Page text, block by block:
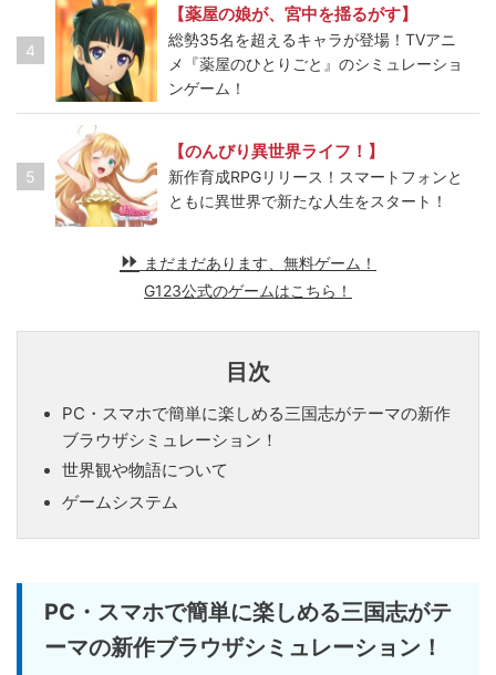
4
【薬屋の娘が、宮中を揺るがす】
総勢35名を超えるキャラが登場！TVアニ
メ『薬屋のひとりごと』のシミュレーショ
ンゲーム！
5
【のんびり異世界ライフ！】
新作育成RPGリリース！スマートフォンと
ともに異世界で新たな人生をスタート！
まだまだあります、無料ゲーム！
G123公式のゲームはこちら！
目次
PC・スマホで簡単に楽しめる三国志がテーマの新作
ブラウザシミュレーション！
世界観や物語について
ゲームシステム
PC・スマホで簡単に楽しめる三国志がテ
ーマの新作ブラウザシミュレーション！